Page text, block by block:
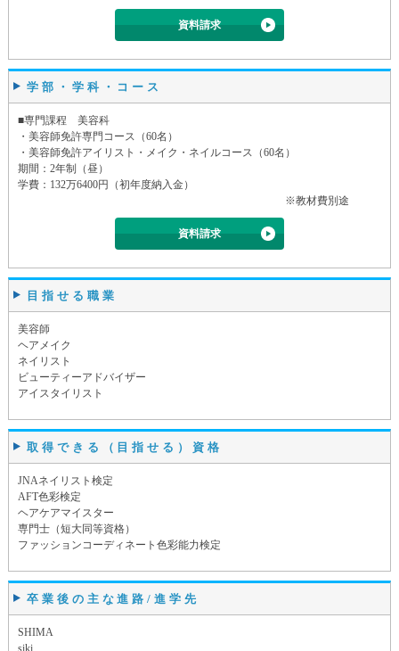
資料請求
学部・学科・コース
■専門課程 美容科
・美容師免許専門コース（60名）
・美容師免許アイリスト・メイク・ネイルコース（60名）
期間：2年制（昼）
学費：132万6400円（初年度納入金）
※教材費別途
資料請求
目指せる職業
美容師
ヘアメイク
ネイリスト
ビューティーアドバイザー
アイスタイリスト
取得できる（目指せる）資格
JNAネイリスト検定
AFT色彩検定
ヘアケアマイスター
専門士（短大同等資格）
ファッションコーディネート色彩能力検定
卒業後の主な進路/進学先
SHIMA